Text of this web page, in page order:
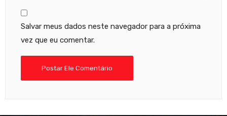
Salvar meus dados neste navegador para a próxima
vez que eu comentar.